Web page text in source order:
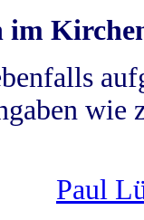
im
wie
Paul